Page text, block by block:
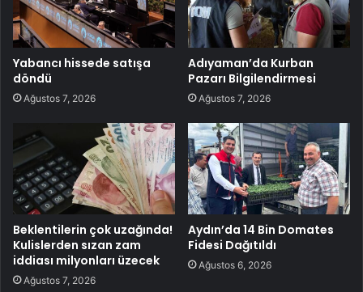
Yabancı hissede satışa
döndü
Ağustos 7, 2026
Adıyaman’da Kurban
Pazarı Bilgilendirmesi
Ağustos 7, 2026
Beklentilerin çok uzağında!
Kulislerden sızan zam
iddiası milyonları üzecek
Ağustos 7, 2026
Aydın’da 14 Bin Domates
Fidesi Dağıtıldı
Ağustos 6, 2026